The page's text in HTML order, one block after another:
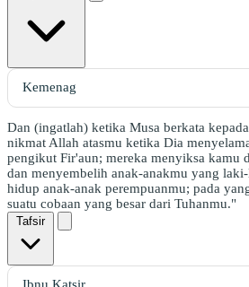
Dan (ingatlah) ketika Musa berkata
nikmat Allah atasmu ketika Dia
pengikut Fir'aun; mereka menyiksa kamu
dan menyembelih anak-anakmu yang
hidup anak-anak perempuanmu; pada
suatu cobaan yang besar dari Tuhanmu."
Tafsir